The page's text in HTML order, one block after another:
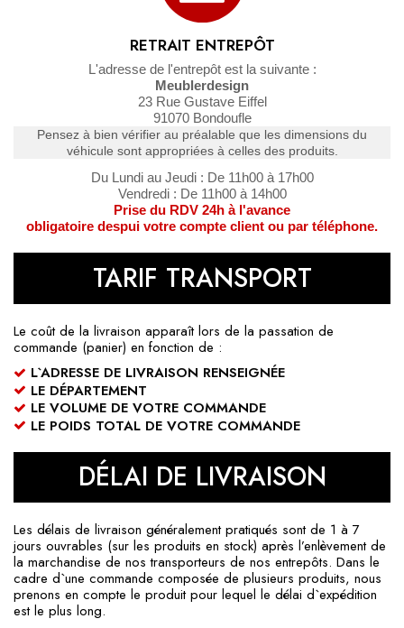
RETRAIT ENTREPÔT
L'adresse de l'entrepôt est lasuivante :
Meublerdesign
23 Rue Gustave Eiffel
91070 Bondoufle
Pensez à bien vérifier au préalable que les dimensions du
véhicule sont appropriées à celles des produits.
Du Lundi au Jeudi : De 11h00 à 17h00
Vendredi : De 11h00 à 14h00
Prise du RDV 24h à l'avance
obligatoire despui votre compte client ou par téléphone.
TARIF TRANSPORT
Le coût de la livraison apparaît lors de la passation de
commande (panier) en fonction de :
L`ADRESSE DE LIVRAISON RENSEIGNÉE
LE DÉPARTEMENT
LE VOLUME DE VOTRE COMMANDE
LE POIDS TOTAL DE VOTRE COMMANDE
DÉLAI DE LIVRAISON
Les délais de livraison généralement pratiqués sont de 1 à 7
jours ouvrables (sur les produits en stock) après l’enlèvement de
la marchandise de nos transporteurs de nos entrepôts. Dans le
cadre d`une commande composée de plusieurs produits, nous
prenons en compte le produit pour lequel le délai d`expédition
est le plus long.